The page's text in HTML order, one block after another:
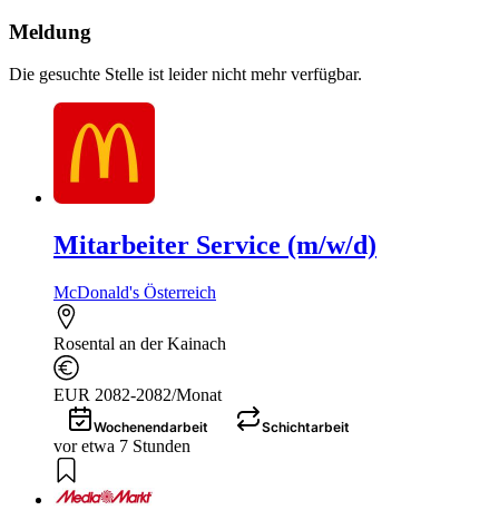
Meldung
Die gesuchte Stelle ist leider nicht mehr verfügbar.
Mitarbeiter Service (m/w/d)
McDonald's Österreich
Rosental an der Kainach
EUR 2082-2082/Monat
Wochenendarbeit Schichtarbeit
vor etwa 7 Stunden